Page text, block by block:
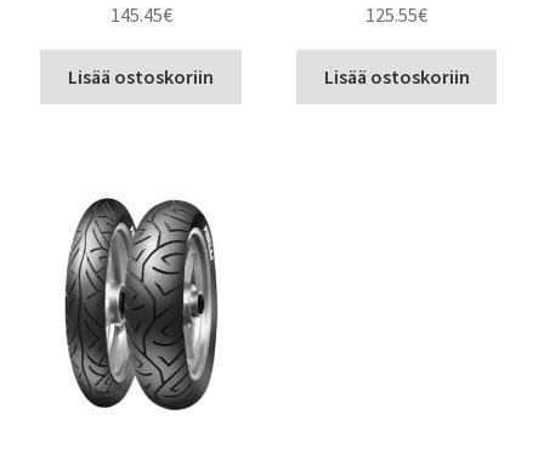
145.45€
Lisää ostoskoriin
125.55€
Lisää ostoskoriin